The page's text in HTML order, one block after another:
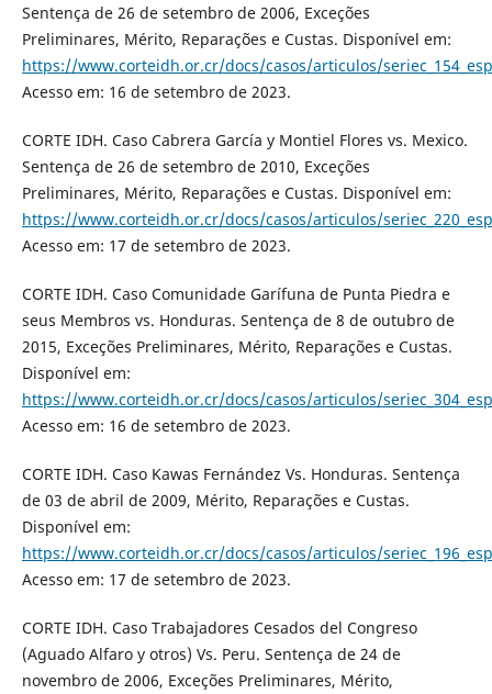
Sentença de 26 de setembro de 2006, Exceções
Preliminares, Mérito, Reparações e Custas. Disponível em:
https://www.corteidh.or.cr/docs/casos/articulos/
Acesso em: 16 de setembro de 2023.
CORTE IDH. Caso Cabrera García y Montiel Flores vs. Mexico.
Sentença de 26 de setembro de 2010, Exceções
Preliminares, Mérito, Reparações e Custas. Disponível em:
https://www.corteidh.or.cr/docs/casos/articulos/
Acesso em: 17 de setembro de 2023.
CORTE IDH. Caso Comunidade Garífuna de Punta Piedra e
seus Membros vs. Honduras. Sentença de 8 de outubro de
2015, Exceções Preliminares, Mérito, Reparações e Custas.
Disponível em:
https://www.corteidh.or.cr/docs/casos/articulos/
Acesso em: 16 de setembro de 2023.
CORTE IDH. Caso Kawas Fernández Vs. Honduras. Sentença
de 03 de abril de 2009, Mérito, Reparações e Custas.
Disponível em:
https://www.corteidh.or.cr/docs/casos/articulos/
Acesso em: 17 de setembro de 2023.
CORTE IDH. Caso Trabajadores Cesados del Congreso
(Aguado Alfaro y otros) Vs. Peru. Sentença de 24 de
novembro de 2006, Exceções Preliminares, Mérito,